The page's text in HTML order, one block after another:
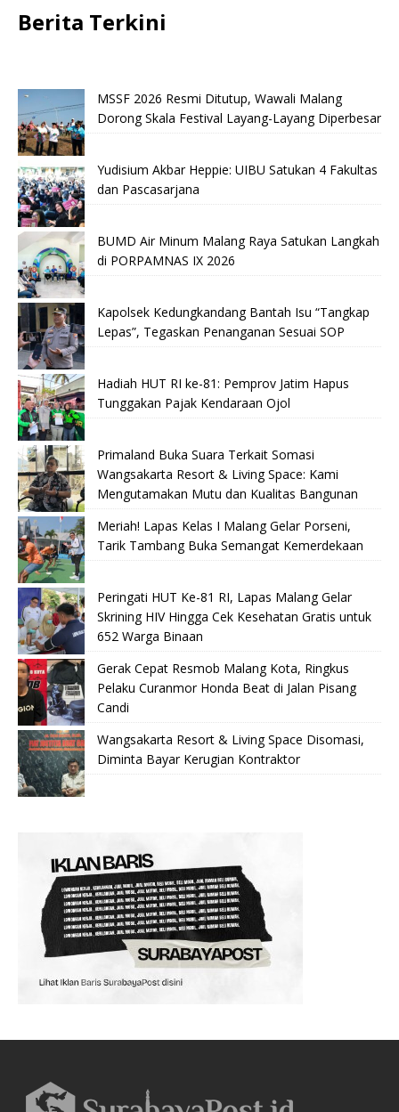
Berita Terkini
MSSF 2026 Resmi Ditutup, Wawali Malang
Dorong Skala Festival Layang-Layang Diperbesar
Yudisium Akbar Heppie: UIBU Satukan 4 Fakultas
dan Pascasarjana
BUMD Air Minum Malang Raya Satukan Langkah
di PORPAMNAS IX 2026
Kapolsek Kedungkandang Bantah Isu “Tangkap
Lepas”, Tegaskan Penanganan Sesuai SOP
Hadiah HUT RI ke-81: Pemprov Jatim Hapus
Tunggakan Pajak Kendaraan Ojol
Primaland Buka Suara Terkait Somasi
Wangsakarta Resort & Living Space: Kami
Mengutamakan Mutu dan Kualitas Bangunan
Meriah! Lapas Kelas I Malang Gelar Porseni,
Tarik Tambang Buka Semangat Kemerdekaan
Peringati HUT Ke-81 RI, Lapas Malang Gelar
Skrining HIV Hingga Cek Kesehatan Gratis untuk
652 Warga Binaan
Gerak Cepat Resmob Malang Kota, Ringkus
Pelaku Curanmor Honda Beat di Jalan Pisang
Candi
Wangsakarta Resort & Living Space Disomasi,
Diminta Bayar Kerugian Kontraktor